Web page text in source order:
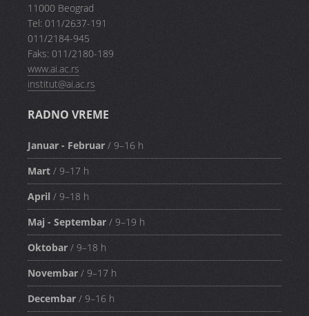
11000 Beograd
Tel: 011/2637-191
011/2184-945
Faks: 011/2180-189
www.ai.ac.rs
institut@ai.ac.rs
RADNO VREME
Januar - Februar / 9–16 h
Mart / 9–17 h
April / 9–18 h
Maj - Septembar / 9–19 h
Oktobar / 9–18 h
Novembar / 9–17 h
Decembar / 9–16 h